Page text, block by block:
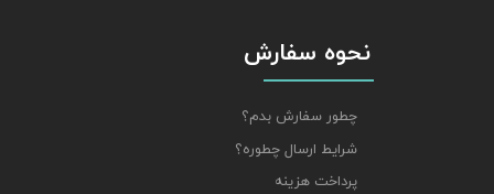
نحوه سفارش
چطور سفارش بدم؟
شرایط ارسال چطوره؟
پرداخت هزینه